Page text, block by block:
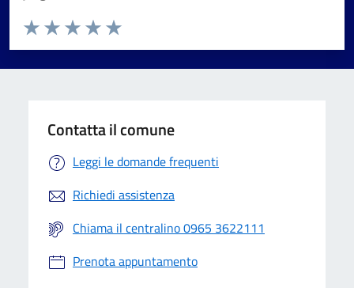
Valuta da 1 a 5 stelle la pagina
Valuta 5 stelle su 5
Valuta 4 stelle su 5
Valuta 3 stelle su 5
Valuta 2 stelle su 5
Valuta 1 stelle su 5
Contatta il comune
Leggi le domande frequenti
Richiedi assistenza
Chiama il centralino 0965 3622111
Prenota appuntamento